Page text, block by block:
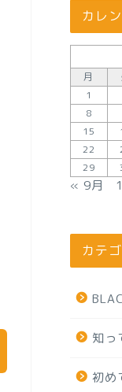
カレ
月
1
8
15
22
29
« 9月
カテ
知っ
初め